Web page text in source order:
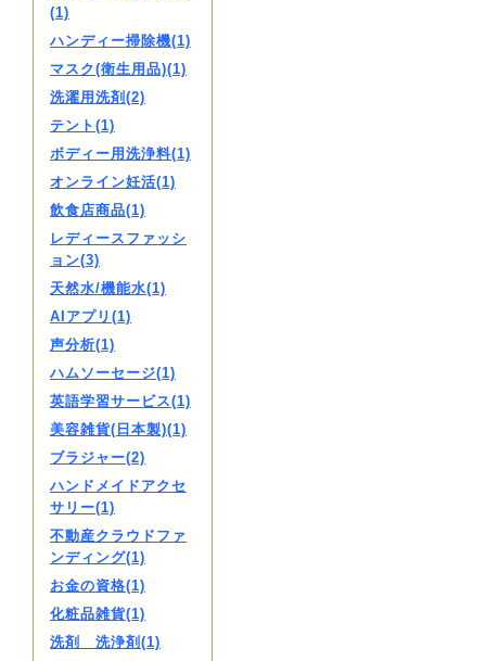
(1)
ハンディー掃除機(1)
マスク(衛生用品)(1)
洗濯用洗剤(2)
テント(1)
ボディー用洗浄料(1)
オンライン妊活(1)
飲食店商品(1)
レディースファッシ
ョン(3)
天然水/機能水(1)
AIアプリ(1)
声分析(1)
ハムソーセージ(1)
英語学習サービス(1)
美容雑貨(日本製)(1)
ブラジャー(2)
ハンドメイドアクセ
サリー(1)
不動産クラウドファ
ンディング(1)
お金の資格(1)
化粧品雑貨(1)
洗剤 洗浄剤(1)